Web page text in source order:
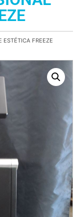
ESTÉTICA FREEZE